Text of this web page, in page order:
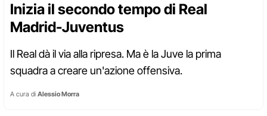
Inizia il secondo tempo di Real
Madrid-Juventus
Il Real dà il via alla ripresa. Ma è la Juve la prima
squadra a creare un'azione offensiva.
A cura di Alessio Morra